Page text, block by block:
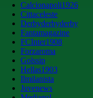
Calcionapoli1926
Cittaceleste
Derbyderbyderby
Fantamagazine
FCInter1908
Forzaroma
Golssip
Hellas1903
Ilmilanista
Juvenews